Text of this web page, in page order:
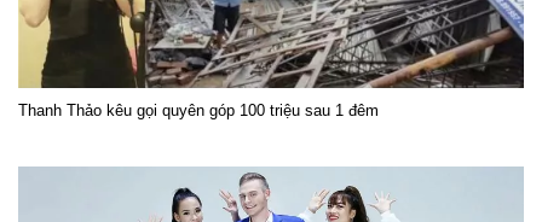
Thanh Thảo kêu gọi quyên góp 100 triệu sau 1 đêm